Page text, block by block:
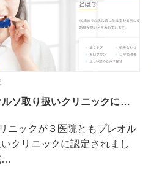
ルソ取り扱いクリニックに…
ニックが３医院ともプレオル
クリニックに認定されまし
…